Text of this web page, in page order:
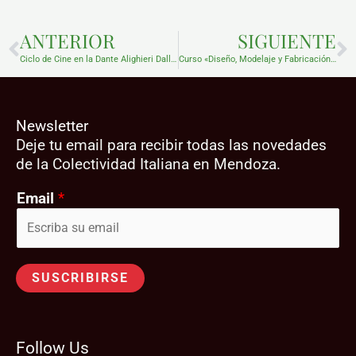
ANTERIOR
Ciclo de Cine en la Dante Alighieri Dall’Emigrazione All’Inmigrazione
SIGUIENTE
Curso «Diseño, Modelaje y Fabricación de Calzados» 23 al 27 de junio Universidad de Mendoza . Dictado por el prestigioso diseñador Italiano, Cav. Gian Carlo Pontini, de la empresa Pontini Engineering.
Newsletter
Deje tu email para recibir todas las novedades
de la Colectividad Italiana en Mendoza.
Email *
SUSCRIBIRSE
Follow Us